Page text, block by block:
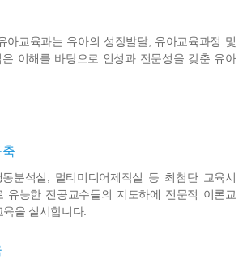
아교육과는 유아의 성장발달, 유아교육과정 및
이해를 바탕으로 인성과 전문성을 갖춘 유아
분석실, 멀티미디어제작실 등 최첨단 교육시
유능한 전공교수들의 지도하에 전문적 이론교
을 실시합니다.